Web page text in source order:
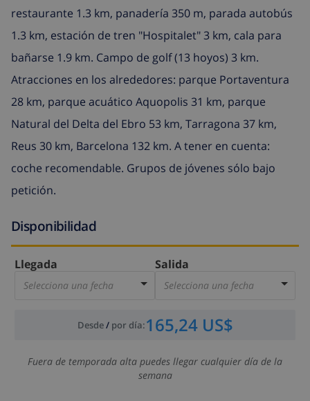
restaurante 1.3 km, panadería 350 m, parada autobús
1.3 km, estación de tren "Hospitalet" 3 km, cala para
bañarse 1.9 km. Campo de golf (13 hoyos) 3 km.
Atracciones en los alrededores: parque Portaventura
28 km, parque acuático Aquopolis 31 km, parque
Natural del Delta del Ebro 53 km, Tarragona 37 km,
Reus 30 km, Barcelona 132 km. A tener en cuenta:
coche recomendable. Grupos de jóvenes sólo bajo
petición.
Disponibilidad
Llegada
Selecciona una fecha
Salida
Selecciona una fecha
Desde/ por día:165,24 US$
Fuera de temporada alta puedes llegar cualquier día de la
semana